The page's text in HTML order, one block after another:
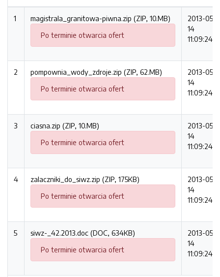
1
magistrala_granitowa-piwna.zip (ZIP, 10.MB)
Po terminie otwarcia ofert
2013-05-
14
11:09:24
2
pompownia_wody_zdroje.zip (ZIP, 62.MB)
Po terminie otwarcia ofert
2013-05-
14
11:09:24
3
ciasna.zip (ZIP, 10.MB)
Po terminie otwarcia ofert
2013-05-
14
11:09:24
4
zalaczniki_do_siwz.zip (ZIP, 175KB)
Po terminie otwarcia ofert
2013-05-
14
11:09:24
5
siwz-_42.2013.doc (DOC, 634KB)
Po terminie otwarcia ofert
2013-05-
14
11:09:24